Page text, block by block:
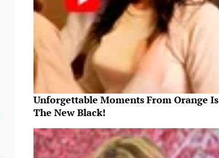
Unforgettable Moments From Orange Is
The New Black!